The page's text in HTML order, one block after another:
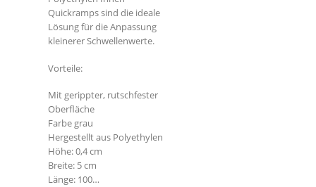
werden
Quickramps sind die ideale
Lösung für die Anpassung
kleinerer Schwellenwerte.
Vorteile:
Mit gerippter, rutschfester
Oberfläche
Farbe grau
Hergestellt aus Polyethylen
Höhe: 0,4 cm
Breite: 5 cm
Länge: 100…